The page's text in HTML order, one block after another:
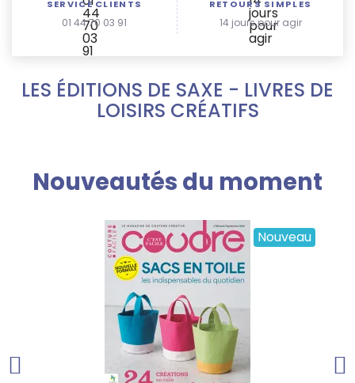
SERVICE CLIENTS
01 44 70 03 91
RETOURS SIMPLES
14 jours pour agir
LES ÉDITIONS DE SAXE - LIVRES DE
LOISIRS CRÉATIFS
Nouveautés du moment
Nouveau